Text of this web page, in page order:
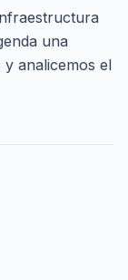
una
analicemos el